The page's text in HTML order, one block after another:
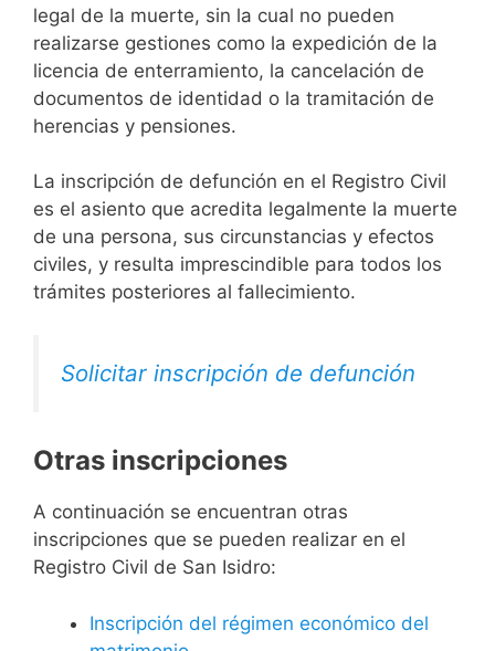
legal de la muerte, sin la cual no pueden
realizarse gestiones como la expedición de la
licencia de enterramiento, la cancelación de
documentos de identidad o la tramitación de
herencias y pensiones.
La inscripción de defunción en el Registro Civil
es el asiento que acredita legalmente la muerte
de una persona, sus circunstancias y efectos
civiles, y resulta imprescindible para todos los
trámites posteriores al fallecimiento.
Solicitar inscripción de defunción
Otras inscripciones
A continuación se encuentran otras
inscripciones que se pueden realizar en el
Registro Civil de San Isidro:
Inscripción del régimen económico del